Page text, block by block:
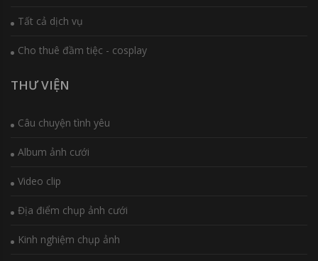
Tất cả dịch vụ
Cho thuê đầm tiệc - cosplay
THƯ VIỆN
Câu chuyện tình yêu
Album ảnh cưới
Video clip
Địa điểm chụp ảnh cưới
Kinh nghiệm chụp ảnh